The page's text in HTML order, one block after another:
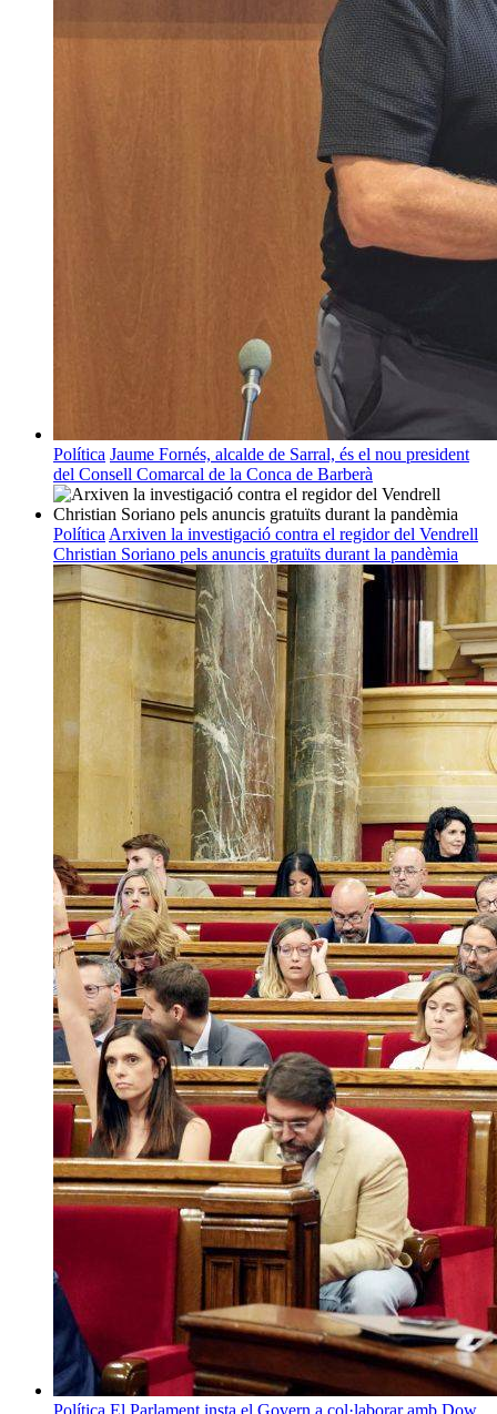
Política Jaume Fornés, alcalde de Sarral, és el nou president
del Consell Comarcal de la Conca de Barberà
Política Arxiven la investigació contra el regidor del Vendrell
Christian Soriano pels anuncis gratuïts durant la pandèmia
Política El Parlament insta el Govern a col·laborar amb Dow